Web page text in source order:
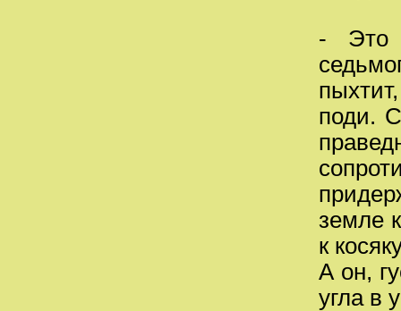
- Это
поди.
земле
к
А он,
угла в